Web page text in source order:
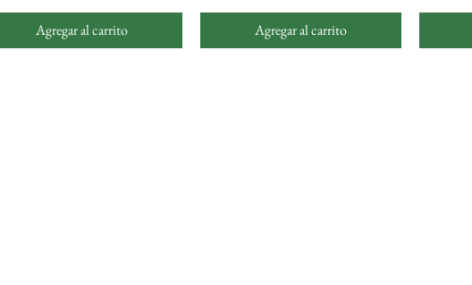
Agregar al carrito Agregar al carrito